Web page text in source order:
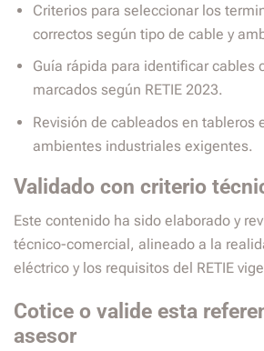
Criterios para seleccionar los
correctos según tipo de cable y
Guía rápida para identificar cables
marcados según RETIE 2023.
Revisión de cableados en tableros
ambientes industriales exigentes.
Validado con criterio
Este contenido ha sido elaborado y
técnico-comercial, alineado a la
eléctrico y los requisitos del RETIE
Cotice o valide esta
asesor